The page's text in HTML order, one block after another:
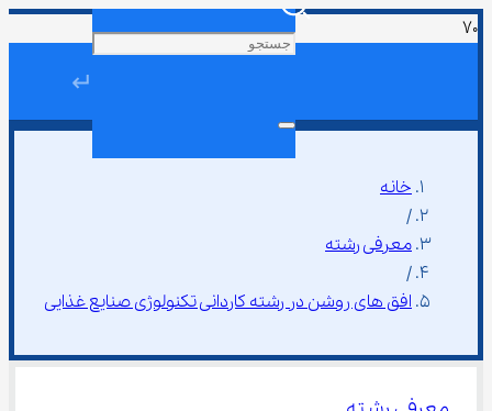
↵
خانه
/
معرفی رشته
/
افق ‌های روشن در رشته کاردانی تکنولوژی صنایع غذایی